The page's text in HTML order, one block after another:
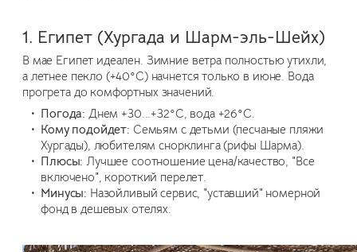
1. Египет (Хургада и Шарм-эль-Шейх)
В мае Египет идеален. Зимние ветра полностью утихли,
а летнее пекло (+40°C) начнется только в июне. Вода
прогрета до комфортных значений.
Погода: Днем +30...+32°C, вода +26°C.
Кому подойдет: Семьям с детьми (песчаные пляжи
Хургады), любителям снорклинга (рифы Шарма).
Плюсы: Лучшее соотношение цена/качество, "Все
включено", короткий перелет.
Минусы: Назойливый сервис, "уставший" номерной
фонд в дешевых отелях.